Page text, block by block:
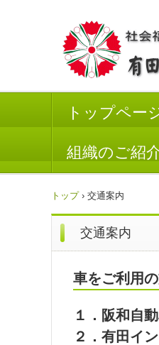
トップペー
組織のご紹
トップ › 交通案内
交通案内
車をご利用
１．阪和自
２．有田イ